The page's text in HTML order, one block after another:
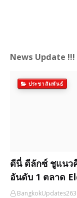
News Update !!!
ประชาสัมพันธ์
ดีนี่ ดีลักซ์ ชูแนว
อันดับ 1 ตลาด